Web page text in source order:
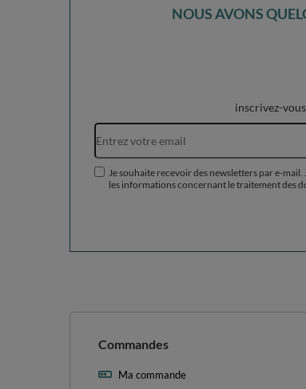
NOUS AVONS
inscrivez-
Je souhaite recevoir des newsletters par e-
les informations concernant le traitement des
Commandes
Ma commande